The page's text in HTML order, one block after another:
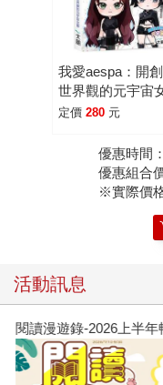
我愛aespa：開
世界觀的元宇宙
定價 280 元
優惠時間
優惠組合
※實際價
活動訊息
閱讀漫遊錄-2026上半年